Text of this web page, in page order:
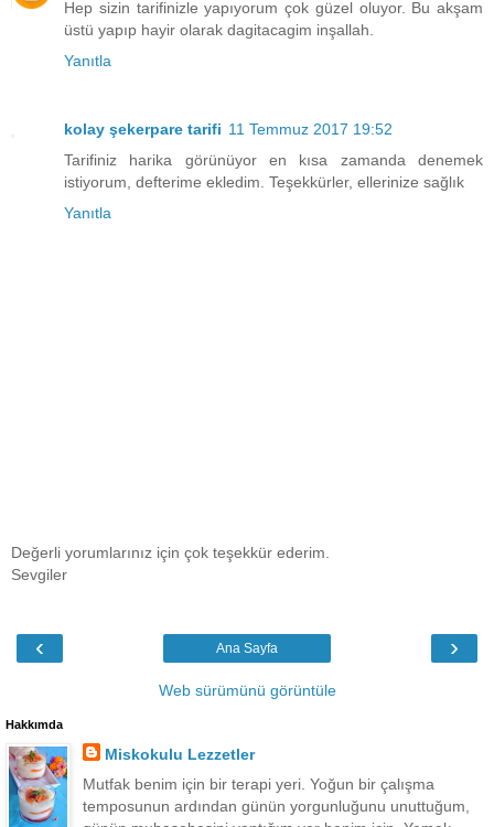
Hep sizin tarifinizle yapıyorum çok güzel oluyor. Bu akşam
üstü yapıp hayir olarak dagitacagim inşallah.
Yanıtla
kolay şekerpare tarifi 11 Temmuz 2017 19:52
Tarifiniz harika görünüyor en kısa zamanda denemek
istiyorum, defterime ekledim. Teşekkürler, ellerinize sağlık
Yanıtla
Değerli yorumlarınız için çok teşekkür ederim.
Sevgiler
‹ ›
Ana Sayfa
Web sürümünü görüntüle
Hakkımda
Miskokulu Lezzetler
Mutfak benim için bir terapi yeri. Yoğun bir çalışma
temposunun ardından günün yorgunluğunu unuttuğum,